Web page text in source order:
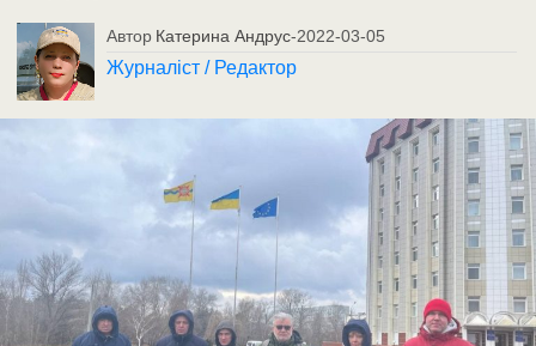
Автор Катерина Андрус-2022-03-05
Журналіст / Редактор